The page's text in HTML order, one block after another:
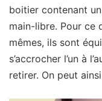
boitier contenant
main-libre. Pour ce
mêmes, ils sont
s’accrocher l’un à
retirer. On peut